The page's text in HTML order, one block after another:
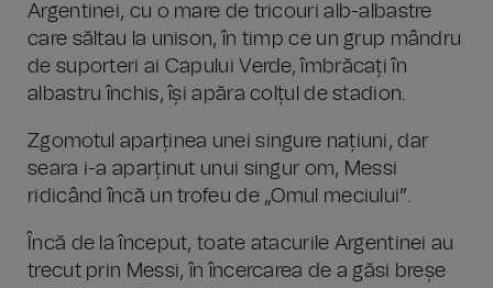
Argentinei, cu o mare de tricouri alb-albastre
care săltau la unison, în timp ce un grup mândru
de suporteri ai Capului Verde, îmbrăcați în
albastru închis, își apăra colțul de stadion.
Zgomotul aparținea unei singure națiuni, dar
seara i-a aparținut unui singur om, Messi
ridicând încă un trofeu de „Omul meciului”.
Încă de la început, toate atacurile Argentinei au
trecut prin Messi, în încercarea de a găsi breșe